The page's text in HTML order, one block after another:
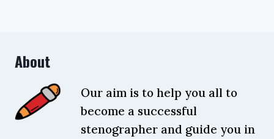
About
Our aim is to help you all to
become a successful
stenographer and guide you in